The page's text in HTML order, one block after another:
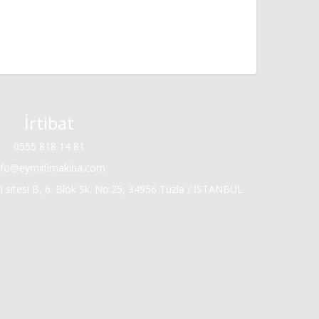
İrtibat
0555 818 14 81
B, 6. Blok Sk. No:25, 34956 Tuzla / İSTANBUL